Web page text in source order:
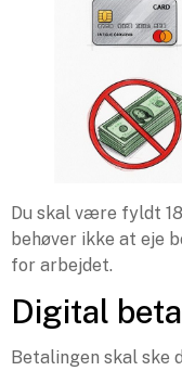
Du skal være fyldt
behøver ikke at eje
for arbejdet.
Digital
Betalingen skal ske